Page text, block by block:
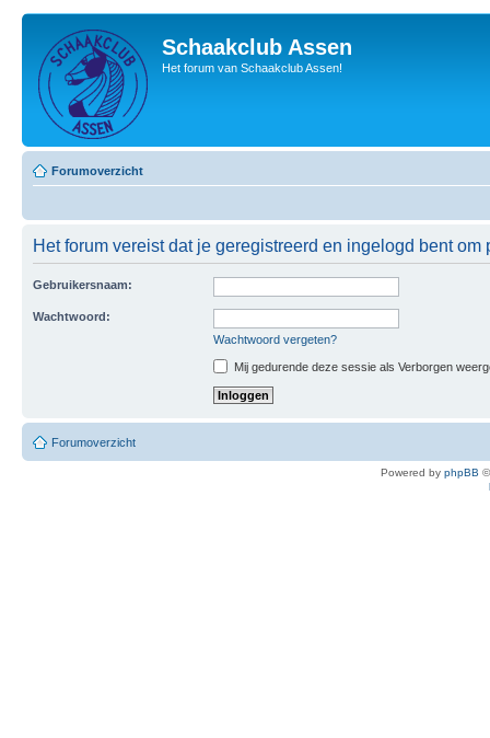
Schaakclub Assen
Het forum van Schaakclub Assen!
Forumoverzicht
Het forum vereist dat je geregistreerd en ingelogd bent om
Gebruikersnaam:
Wachtwoord:
Wachtwoord vergeten?
Mij gedurende deze sessie als Verborgen
Forumoverzicht
Powered by phpBB